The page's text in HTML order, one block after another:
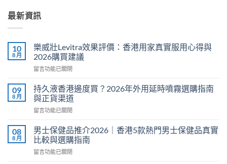
最新資訊
10
8 月
樂威壯Levitra效果評價：香港用家真實服用心得與
2026購買建議
在
威
壯
Levitra
效
評
價：
香
港
留言功能已關閉
09
8 月
持久液香港邊度買？2026年外用延時噴霧選購指南
與正貨渠道
在
久
液
香
港
留言功能已關閉
08
8 月
男士保健品推介2026｜香港5款熱門男士保健品真實
比較與選購指南
在
留言功能已關閉